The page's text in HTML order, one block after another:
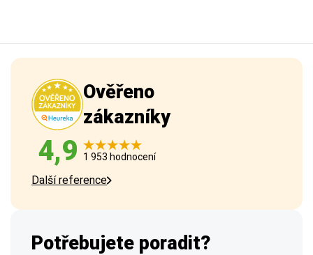
Ověřeno
zákazníky
4,9 1 953 hodnocení
Další reference
Potřebujete poradit?